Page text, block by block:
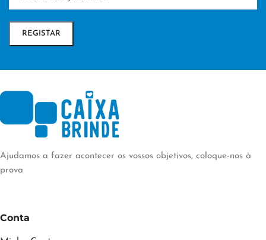
Ajudamos a fazer acontecer os vossos objetivos, coloque-nos à
prova
Conta